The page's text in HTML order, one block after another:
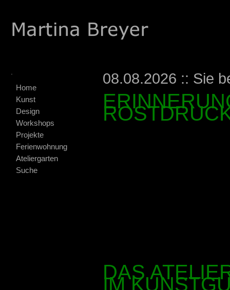
Home
Kunst
Design
Workshops
Projekte
Ferienwohnung
Ateliergarten
Suche
08.08.2026 :: Sie
DAS
IM